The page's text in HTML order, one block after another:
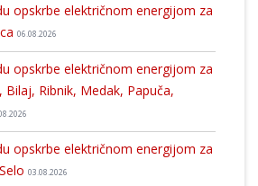
opskrbe električnom energijom za
06.08.2026
opskrbe električnom energijom za
Bilaj, Ribnik, Medak, Papuča,
opskrbe električnom energijom za
03.08.2026